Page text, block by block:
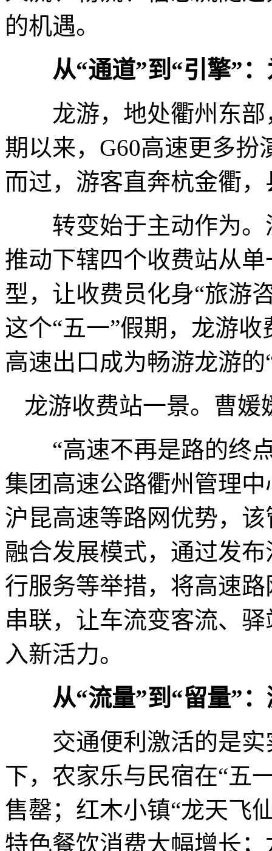
的机遇。
从“通道”到“引擎”：
龙游，地处衢州东部
期以来，G60高速更多
而过，游客直奔杭金衢
转变始于主动作为。
推动下辖四个收费站从
型，让收费员化身“旅游
这个“五一”假期，龙游
高速出口成为畅游龙游的
龙游收费站一景。曹媛
“高速不再是路的终点
集团高速公路衢州管理
沪昆高速等路网优势，
融合发展模式，通过发
行服务等举措，将高速
串联，让车流变客流、
入新活力。
从“流量”到“留量”：
交通便利激活的是实
下，农家乐与民宿在“五
售罄；红木小镇“龙天飞
特色餐饮消费大幅增长